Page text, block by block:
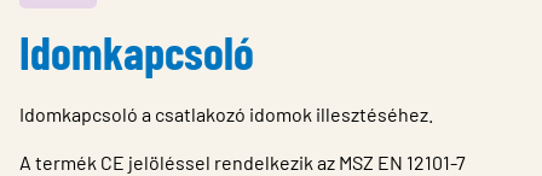
Lindabról
Idomkapcsoló
Idomkapcsoló a csatlakozó idomok illesztéséhez.
A termék CE jelöléssel rendelkezik az MSZ EN 12101-7